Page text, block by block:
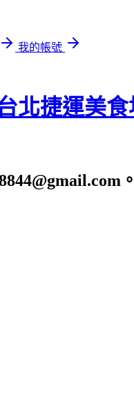
我的帳號
北捷運美食